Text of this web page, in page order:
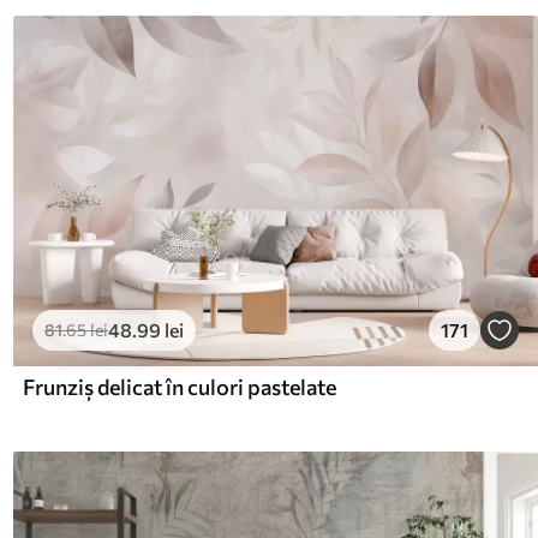
81.65lei48 .99 lei 171
Frunziș delicat în culori pastelate